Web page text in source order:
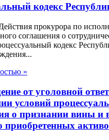
кодекс
прокурора по
соглашения о
кодекс
»
от уголовной
условий
о признании вины и
приобретенных